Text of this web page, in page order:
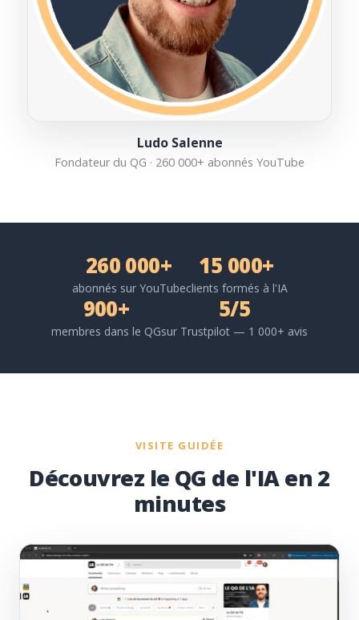
Ludo Salenne
Fondateur du QG · 260 000+ abonnés YouTube
260 000+
abonnés sur YouTube
15 000+
clients formés à l'IA
900+
membres dans le QG
5/5
sur Trustpilot — 1 000+ avis
VISITE GUIDÉE
Découvrez le QG de l'IA en 2
minutes